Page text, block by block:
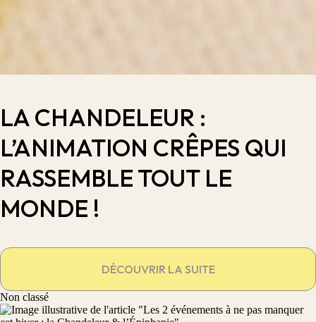
LA CHANDELEUR :
L’ANIMATION CRÊPES QUI
RASSEMBLE TOUT LE
MONDE !
DÉCOUVRIR LA SUITE
Non classé